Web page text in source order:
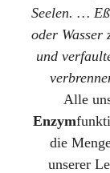
Seelen. …
oder Wasser
und
Alle
Enzym
die
unserer